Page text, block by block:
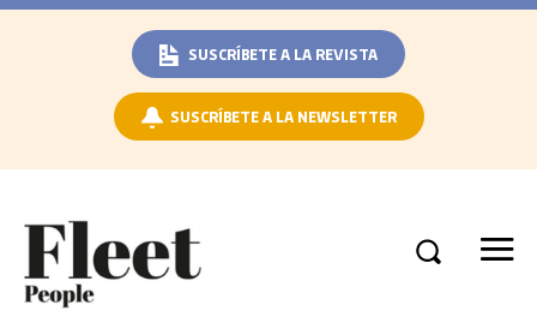
SUSCRÍBETE A LA REVISTA
SUSCRÍBETE A LA NEWSLETTER